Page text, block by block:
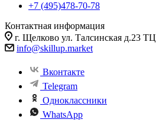
+7 (495)478-70-78
Контактная информация
г. Щелково ул. Талсинская д.23
info@skillup.market
Вконтакте
Telegram
Одноклассники
WhatsApp